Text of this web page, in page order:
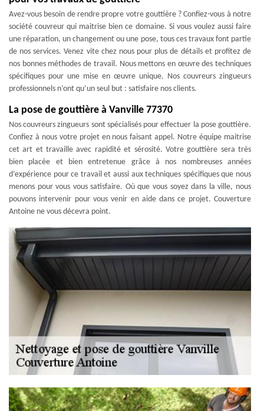
Avez-vous besoin de rendre propre votre gouttière ? Confiez-vous à notre
société couvreur qui maitrise bien ce domaine. Si vous voulez aussi faire
une réparation, un changement ou une pose, tous ces travaux font partie
de nos services. Venez vite chez nous pour plus de détails et profitez de
nos bonnes méthodes de travail. Nous mettons en œuvre des techniques
spécifiques pour une mise en œuvre unique. Nos couvreurs zingueurs
professionnels n’ont qu’un seul but : satisfaire nos clients.
La pose de gouttière à Vanville 77370
Nos couvreurs zingueurs sont spécialisés pour effectuer la pose gouttière.
Confiez à nous votre projet en nous faisant appel. Notre équipe maitrise
cet art et travaille avec rapidité et sérosité. Votre gouttière sera très
bien placée et bien entretenue grâce à nos nombreuses années
d’expérience pour ce travail et aussi aux techniques spécifiques que nous
menons pour vous vous satisfaire. Où que vous soyez dans la ville, nous
pouvons intervenir pour vous venir en aide dans ce projet. Couverture
Antoine ne vous décevra point.